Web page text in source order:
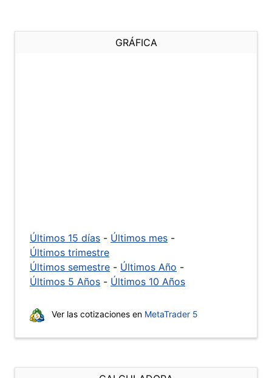
GRÁFICA
Últimos 15 días - Últimos mes -
Últimos trimestre
Últimos semestre - Últimos Año -
Últimos 5 Años - Últimos 10 Años
Ver las cotizaciones en MetaTrader 5